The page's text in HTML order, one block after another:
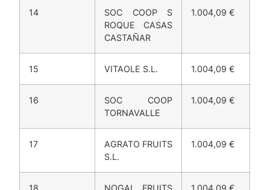
13
FUENSANA BIO
S.L.
1.004,09 €
14
SOC COOP S
ROQUE CASAS
1.004,09 €
VITAOLE S.L. 1.004,09 €
16
SOC COOP
TORNAVALLE
1.004,09 €
17 AGRATO FRUITS 1.004,09 €